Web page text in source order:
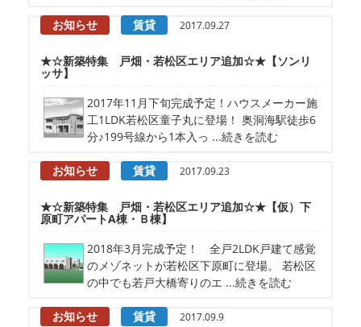
お知らせ 賃貸 2017.09.27
★☆新築特集 戸畑・若松区エリア追加☆★【ソンリ
ッサ】
2017年11月下旬完成予定！ハウスメーカー施
工1LDK若松区童子丸に登場！ 奥洞海駅徒歩6
分♪199号線から1本入っ ...続きを読む
お知らせ 賃貸 2017.09.23
★☆新築特集 戸畑・若松区エリア追加☆★【仮）下
原町アパートA棟・Ｂ棟】
2018年3月完成予定！ 全戸2LDK戸建て感覚
のメゾネットが若松区下原町に登場。 若松区
の中でも若戸大橋寄りのエ ...続きを読む
お知らせ 賃貸 2017.09.9